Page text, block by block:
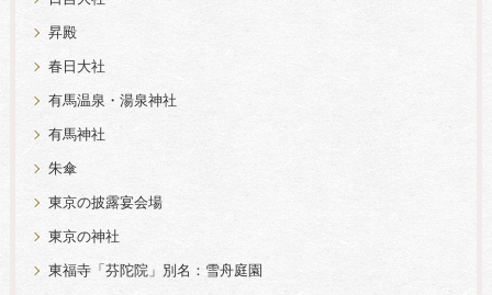
昇殿
春日大社
有馬温泉・湯泉神社
有馬神社
朱傘
東京の披露宴会場
東京の神社
東福寺「芬陀院」別名：雪舟庭園